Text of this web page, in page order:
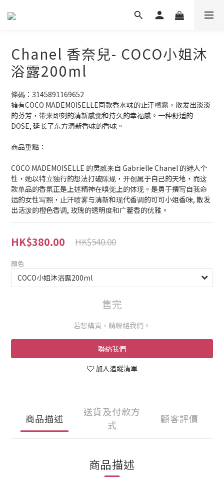
Chanel 香奈兒- COCO小姐沐
浴露200ml
條碼：3145891169652
擁有COCO MADEMOISELLE同款香水味的止汗噴霧，散发出淡淡
的芬芳，带来即刻的清新感觉和持久的幸福感。一种舒适的
DOSE, 延长了东方清新香味的香味。
商品重點：
COCO MADEMOISELLE 的灵感来自 Gabrielle Chanel 的迷人个
性，她以特立独行的想法打破陈规，开创属于自己的天地，而这
款单品的香氛正是上述精神在嗅觉上的体现。是勇于撰写自我命
运的女性写照，止汗喷雾与清新和现代香调的可可小姐香味, 散发
出活泼的橙色香调, 玫瑰的透明度和广藿香的优雅。
HK$380.00 HK$540.00
顏色
售完
若想購買，請聯絡我們。
聯絡我們
加入追蹤清單
商品描述
送貨及付款方
式
顧客評價
商品描述